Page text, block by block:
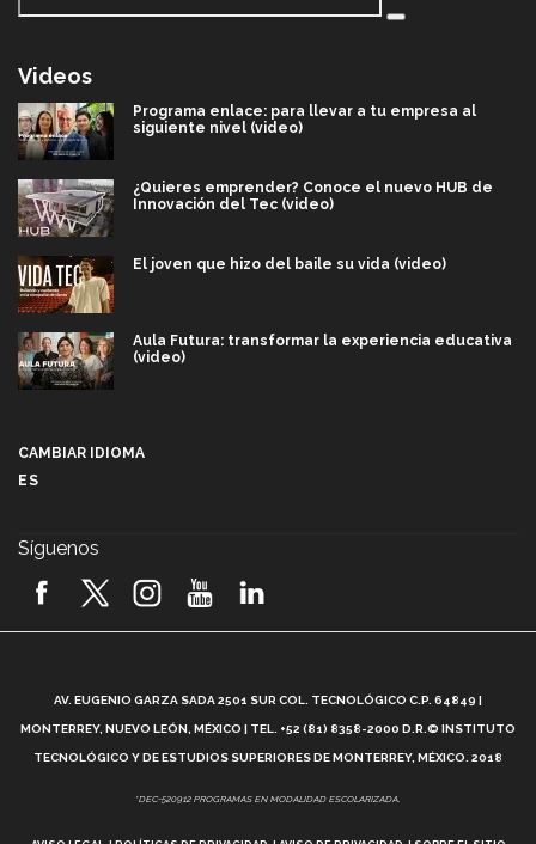
Videos
Programa enlace: para llevar a tu empresa al
siguiente nivel (video)
¿Quieres emprender? Conoce el nuevo HUB de
Innovación del Tec (video)
El joven que hizo del baile su vida (video)
Aula Futura: transformar la experiencia educativa
(video)
2026! (video)
¿Cómo es el Modelo Educativo Tec? (video)
Vida Tec: Feminismo e Inteligencia Artificial, Paola
CAMBIAR IDIOMA
ES
Síguenos
AV. EUGENIO GARZA SADA 2501 SUR COL. TECNOLÓGICO C.P. 64849 |
MONTERREY, NUEVO LEÓN, MÉXICO | TEL. +52 (81) 8358-2000 D.R.© INSTITUTO
TECNOLÓGICO Y DE ESTUDIOS SUPERIORES DE MONTERREY, MÉXICO. 2018
*DEC-520912 PROGRAMAS EN MODALIDAD ESCOLARIZADA.